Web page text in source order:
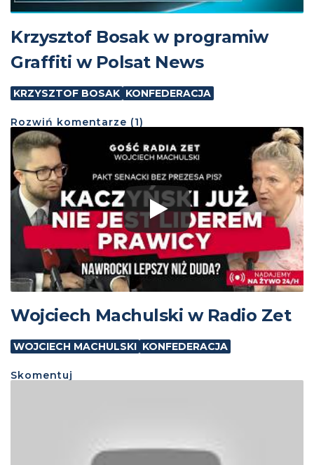
Krzysztof Bosak w programiw
Graffiti w Polsat News
KRZYSZTOF BOSAK KONFEDERACJA
Rozwiń komentarze (1)
Wojciech Machulski w Radio Zet
WOJCIECH MACHULSKI KONFEDERACJA
Skomentuj